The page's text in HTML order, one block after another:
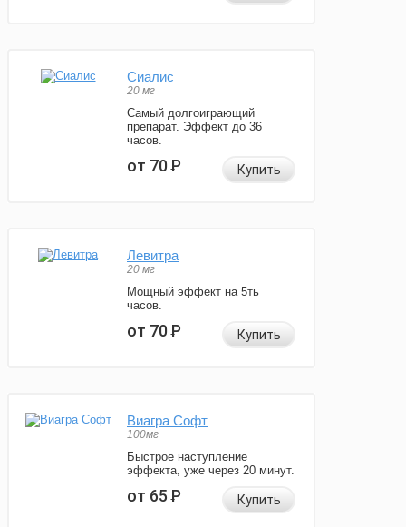
Сиалис
20 мг
Самый долгоиграющий
препарат. Эффект до 36
часов.
от 70Р Купить
Левитра
20 мг
Мощный эффект на 5ть
часов.
от 70Р Купить
Виагра Софт
100мг
Быстрое наступление
эффекта, уже через 20 минут.
от 65Р Купить